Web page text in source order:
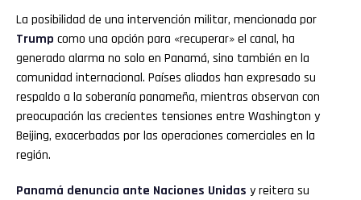
La posibilidad de una intervención militar, mencionada por
Trump como una opción para «recuperar» el canal, ha
generado alarma no solo en Panamá, sino también en la
comunidad internacional. Países aliados han expresado su
respaldo a la soberanía panameña, mientras observan con
preocupación las crecientes tensiones entre Washington y
Beijing, exacerbadas por las operaciones comerciales en la
región.
Panamá denuncia ante Naciones Unidas y reitera su